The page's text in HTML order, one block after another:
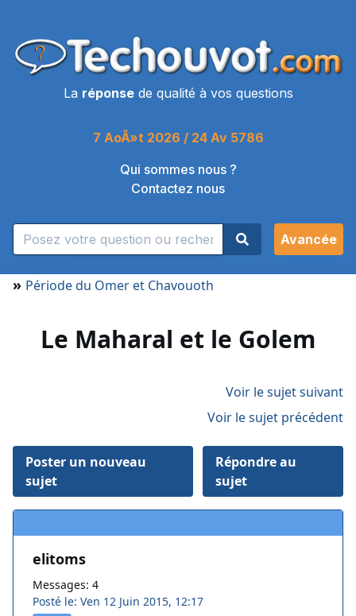
La réponsede qualité à vos questions
7 AoÃ»t 2026 / 24 Av 5786
Qui sommes nous ?
Contactez nous
Avancée
» Période du Omer et Chavouoth
Le Maharal et le Golem
Voir le sujet suivant
Voir le sujet précédent
Poster un nouveau
sujet
Répondre au
sujet
elitoms
Messages: 4
Posté le: Ven 12 Juin 2015, 12:17